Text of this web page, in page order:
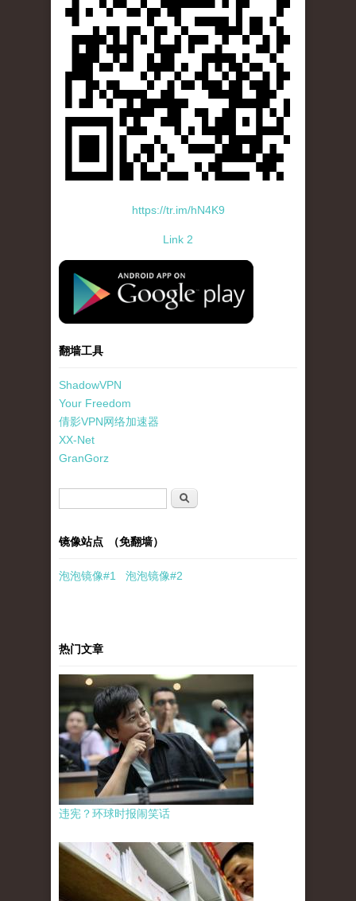
https://tr.im/hN4K9
Link 2
standard-icon-googleplay-app-store.png
翻墙工具
ShadowVPN
Your Freedom
倩影VPN网络加速器
XX-Net
GranGorz
搜索
镜像站点 （免翻墙）
泡泡镜像#1 泡泡镜像#2
热门文章
违宪？环球时报闹笑话